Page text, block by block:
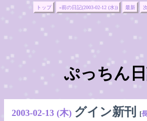
トップ «前の日記(2003-02-12 (水)) 最新
ぷっちん
2003-02-13 (木) グイン新刊 [